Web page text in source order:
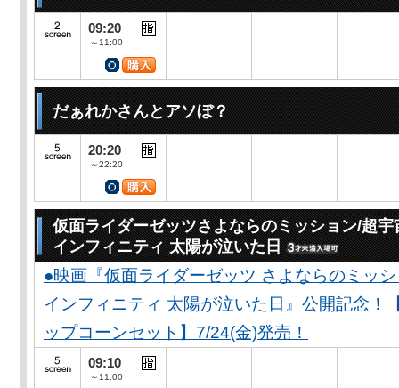
09:20
～11:00
だぁれかさんとアソぼ？
20:20
～22:20
仮面ライダーゼッツさよならのミッション/超
インフィニティ 太陽が泣いた日
●映画『仮面ライダーゼッツ さよならのミッ
インフィニティ 太陽が泣いた日』公開記念！
ップコーンセット】7/24(金)発売！
09:10
～11:00